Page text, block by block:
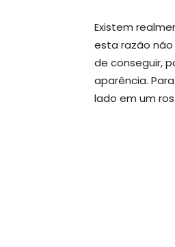
Existem
esta razão
de conseguir,
aparência.
lado em um